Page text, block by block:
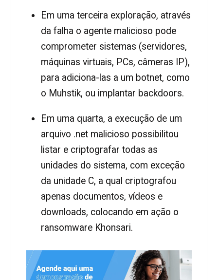
Em uma terceira exploração, através
da falha o agente malicioso pode
comprometer sistemas (servidores,
máquinas virtuais, PCs, câmeras IP),
para adiciona-las a um botnet, como
o Muhstik, ou implantar backdoors.
Em uma quarta, a execução de um
arquivo .net malicioso possibilitou
listar e criptografar todas as
unidades do sistema, com exceção
da unidade C, a qual criptografou
apenas documentos, vídeos e
downloads, colocando em ação o
ransomware Khonsari.